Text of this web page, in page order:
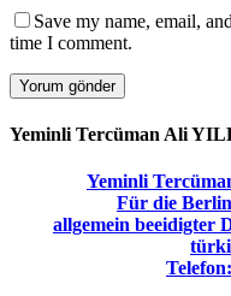
Save my name, email,
time I comment.
Yeminli Tercüman Ali
Yeminli
Für die
allgemein beeidigter